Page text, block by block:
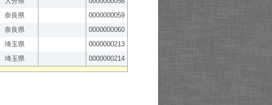
奈良県
0000000059
奈良県
0000000060
埼玉県
0000000213
埼玉県 0000000214